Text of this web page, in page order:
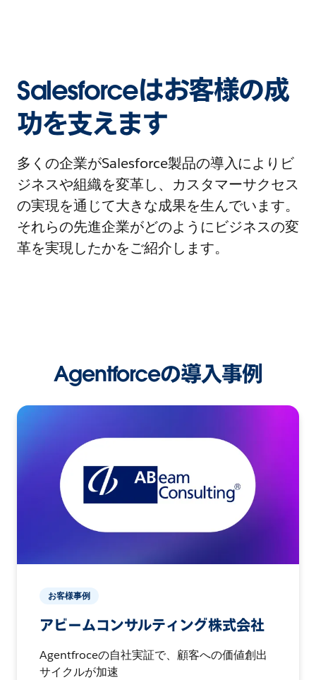
Salesforceはお客様の成
功を支えます
多くの企業がSalesforce製品の導入によりビ
ジネスや組織を変革し、カスタマーサクセス
の実現を通じて大きな成果を生んでいます。
それらの先進企業がどのようにビジネスの変
革を実現したかをご紹介します。
Agentforceの導入事例
お客様事例
アビームコンサルティング株式会社
Agentfroceの自社実証で、顧客への価値創出
サイクルが加速